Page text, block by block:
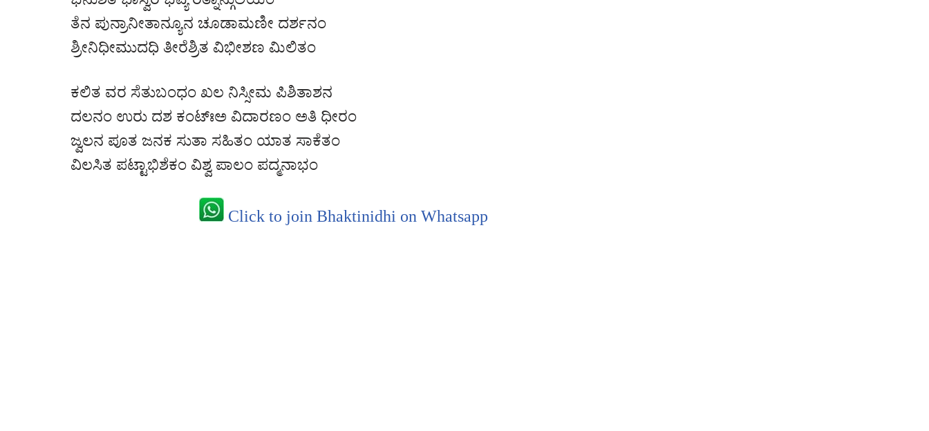
ತೆನ ಪುನ್ರಾನೀತಾನ್ಯೂನ ಚೂಡಾಮಣೀ ದರ್ಶನಂ
ಶ್ರೀನಿಧೀಮುದಧಿ ತೀರೆಶ್ರಿತ ವಿಭೀಶಣ ಮಿಲಿತಂ
ಕಲಿತ ವರ ಸೆತುಬಂಧಂ ಖಲ ನಿಸ್ಸೀಮ ಪಿಶಿತಾಶನ
ದಲನಂ ಉರು ದಶ ಕಂಟ್ಃಅ ವಿದಾರಣಂ ಅತಿ ಧೀರಂ
ಜ್ವಲನ ಪೂತ ಜನಕ ಸುತಾ ಸಹಿತಂ ಯಾತ ಸಾಕೆತಂ
ವಿಲಸಿತ ಪಟ್ಟಾಭಿಶೆಕಂ ವಿಶ್ವ ಪಾಲಂ ಪದ್ಮನಾಭಂ
Click to join Bhaktinidhi on Whatsapp